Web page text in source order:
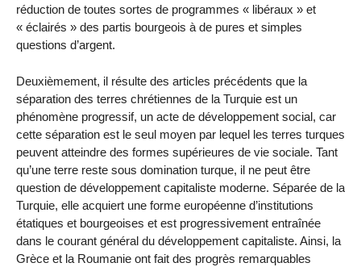
réduction de toutes sortes de programmes « libéraux » et
« éclairés » des partis bourgeois à de pures et simples
questions d’argent.
Deuxièmement, il résulte des articles précédents que la
séparation des terres chrétiennes de la Turquie est un
phénomène progressif, un acte de développement social, car
cette séparation est le seul moyen par lequel les terres turques
peuvent atteindre des formes supérieures de vie sociale. Tant
qu’une terre reste sous domination turque, il ne peut être
question de développement capitaliste moderne. Séparée de la
Turquie, elle acquiert une forme européenne d’institutions
étatiques et bourgeoises et est progressivement entraînée
dans le courant général du développement capitaliste. Ainsi, la
Grèce et la Roumanie ont fait des progrès remarquables